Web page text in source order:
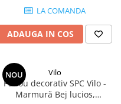
LA COMANDA
ADAUGA IN COS
NOU Vilo
Panou decorativ SPC Vilo -
Marmură Bej lucios,